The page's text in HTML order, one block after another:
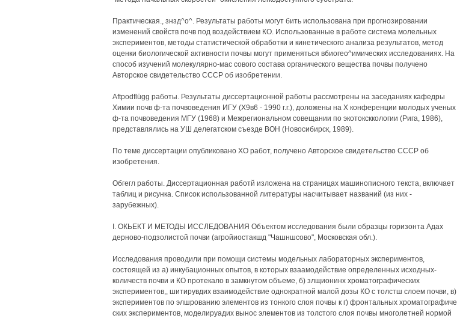
Практическая., знзд^о^. Результаты работы могут бить использована при прогнозировании
изменений свойств почв под воздействием КО. Использованные в работе система молельных
экспериментов, методы статистической обработки и кинетического анализа результатов, метод
оценки биологической активности почвы могут применяться вбиогео^имических исследованиях. На
способ изучений молекулярно-мас сового состава органического вещества почвы получено
Авторское свидетельство СССР об изобретении.
Aftpodflügg работы. Результаты диссертационной работы рассмотрены на заседаниях кафедры
Химии почв ф-та почвоведения ИГУ (Х9в6 - 1990 г.г.), доложены на X конференции молодых ученых
ф-та почвоведения МГУ (1968) и Межрегиональном совещании по экотоксккологии (Рига, 1986),
представлялись на УШ делегатском съезде ВОН (Новосибирск, 1989).
По теме диссертации опубликовано ХО работ, получено Авторское свидетельство СССР об
изобретения.
Обгегл работы. Диссертационная работй изложена на страницах машинописного текста, включает
таблиц и рисунка. Список использованной литературы насчитывает названий (из них -
зарубежных).
I. ОКЬЕКТ И МЕТОДЫ ИССЛЕДОВАНИЯ Объектом исследования были образцы горизонта Адах
дерново-подзолистой почви (агройиостакшд "Чашншсово", Московская обл.).
Исследования проводили при помощи системы модельных лабораторных экспериментов,
состоящей из а) инкубационных опытов, в которых взаамодействие определенных исходных-
количеств почви и КО протекало в замкнутом объеме, б) злщионинх хроматографических
экспериментов,, шитирувдих взаимодействие однократной малой дозы КО с толстш слоем почви, в)
экспериментов по элшрованию элементов из тонкого слоя почвы к г) фронтальных хроматографиче
ских экспериментов, моделируадих вынос элементов из толстого слоя почвы многолетней нормой